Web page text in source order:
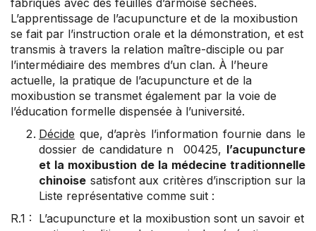
fabriqués avec des feuilles d’armoise séchées.
L’apprentissage de l’acupuncture et de la moxibustion
se fait par l’instruction orale et la démonstration, et est
transmis à travers la relation maître-disciple ou par
l’intermédiaire des membres d’un clan. À l’heure
actuelle, la pratique de l’acupuncture et de la
moxibustion se transmet également par la voie de
l’éducation formelle dispensée à l’université.
Décide que, d’après l’information fournie dans le
dossier de candidature n 00425, l’acupuncture
et la moxibustion de la médecine traditionnelle
chinoise satisfont aux critères d’inscription sur la
Liste représentative comme suit :
R.1 : L’acupuncture et la moxibustion sont un savoir et